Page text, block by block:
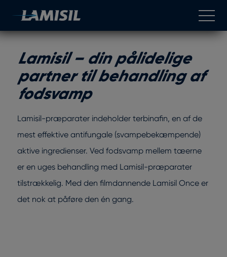
Lamisil – din pålidelige
partner til behandling af
fodsvamp
Lamisil-præparater indeholder terbinafin, en af de
mest effektive antifungale (svampebekæmpende)
aktive ingredienser. Ved fodsvamp mellem tæerne
er en uges behandling med Lamisil-præparater
tilstrækkelig. Med den filmdannende Lamisil Once er
det nok at påføre den én gang.